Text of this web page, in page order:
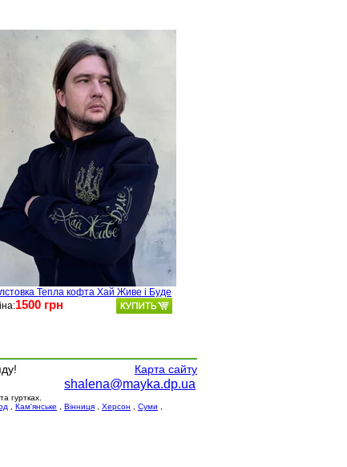
Тепла кофта Хай Живе і Буде
1500 грн
Карта сайту
shalena@mayka.dp.ua
та гуртках.
Кам'янське Вінниця Херсон Суми